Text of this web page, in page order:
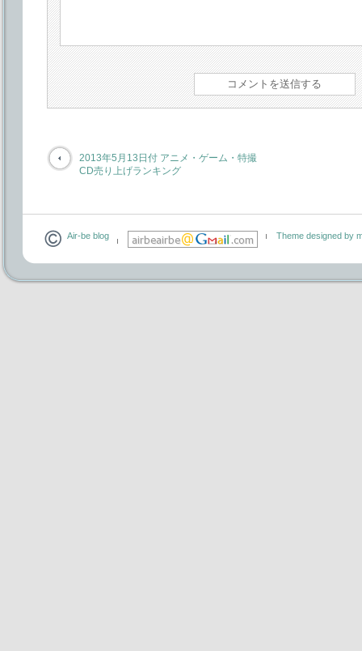
2013年5月13日付 アニメ・ゲーム・特撮
CD売り上げランキング
Air-be blog Theme designed by